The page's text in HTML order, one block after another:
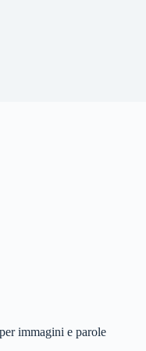
immagini e parole